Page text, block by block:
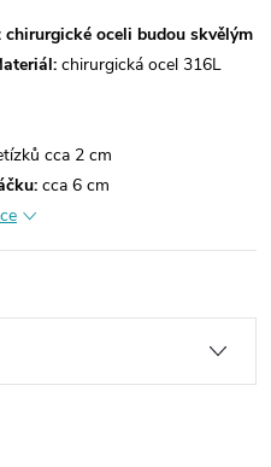
chirurgické oceli budou skvělým
chirurgická ocel 316L
cca 2 cm
cca 6 cm